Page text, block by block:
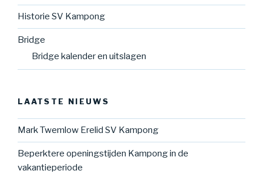
Historie SV Kampong
Bridge
Bridge kalender en uitslagen
LAATSTE NIEUWS
Mark Twemlow Erelid SV Kampong
Beperktere openingstijden Kampong in de
vakantieperiode